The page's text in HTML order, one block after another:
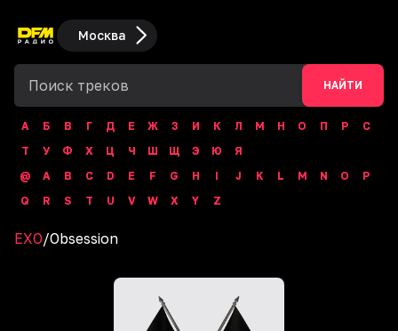
Москва
НАЙТИ
А Б В Г Д Е Ж З И К Л М Н О П Р
С
Т
У Ф Х Ц Ч Ш Щ Э Ю
Я
@
A B C D E F G H I J K L M N O
P
Q
R S T U V W X Y Z
EXO/Obsession